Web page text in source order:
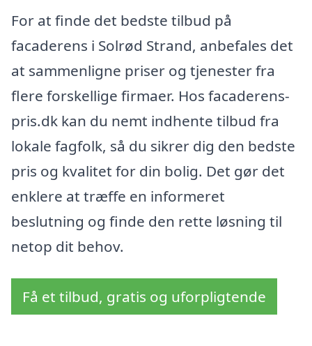
For at finde det bedste tilbud på
facaderens i Solrød Strand, anbefales det
at sammenligne priser og tjenester fra
flere forskellige firmaer. Hos facaderens-
pris.dk kan du nemt indhente tilbud fra
lokale fagfolk, så du sikrer dig den bedste
pris og kvalitet for din bolig. Det gør det
enklere at træffe en informeret
beslutning og finde den rette løsning til
netop dit behov.
Få et tilbud, gratis og uforpligtende